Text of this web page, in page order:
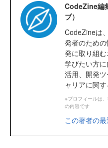
CodeZine編
ブ）
CodeZineは
発者のため
発に取り組
学びたい方
活用、開発
ャリアに関
※プロフィールは
の内容です
この著者の